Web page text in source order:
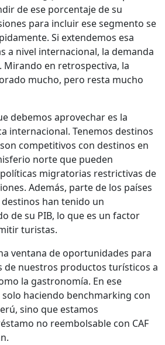
de ese porcentaje de su
para incluir ese segmento se
Si extendemos esa
a nivel internacional, la demanda
Mirando en retrospectiva, la
mucho, pero resta mucho
debemos aprovechar es la
internacional. Tenemos destinos
competitivos con destinos en
norte que pueden
migratorias restrictivas de
Además, parte de los países
han tenido un
de su PIB, lo que es un factor
turistas.
ventana de oportunidades para
de nuestros productos turísticos a
la gastronomía. En ese
haciendo benchmarking con
sino que estamos
no reembolsable con CAF